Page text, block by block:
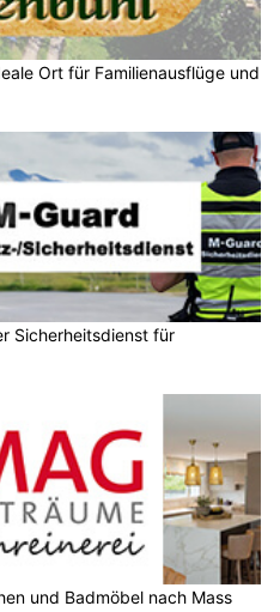
Ort für Familienausflüge und
Sicherheitsdienst für
und Badmöbel nach Mass